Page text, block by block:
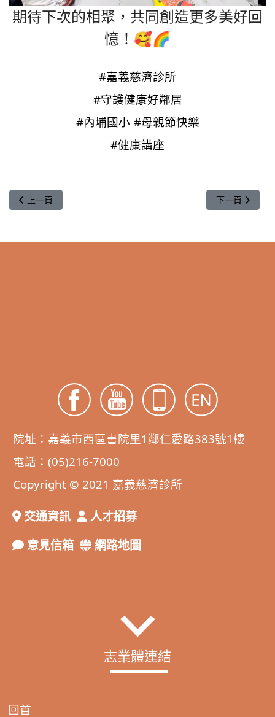
期待下次的相聚，共同創造更多美好回
憶！🥰🌈
#嘉義慈濟診所
#守護健康好鄰居
#內埔國小 #母親節快樂
#健康講座
上一篇文章: 2025.05.09 沙坑國小 | 【健康護腎 ♥️ 從生活做起】
上一頁 下一篇文章:
下一頁
院址：嘉義市西區書院里1鄰仁愛路383號1樓
電話：(05)216-7000
Copyright © 2021 嘉義慈濟診所
交通資訊
人才招募
意見信箱
網路地圖
志業體連結
回首